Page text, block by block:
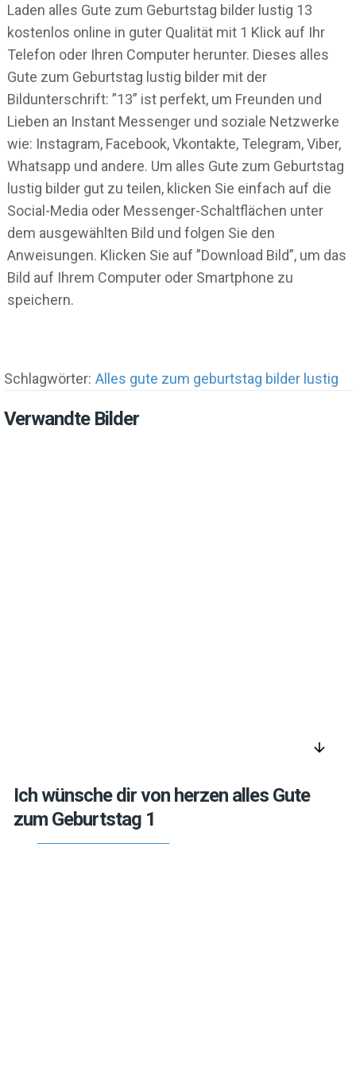
Laden alles Gute zum Geburtstag bilder lustig 13
kostenlos online in guter Qualität mit 1 Klick auf Ihr
Telefon oder Ihren Computer herunter. Dieses alles
Gute zum Geburtstag lustig bilder mit der
Bildunterschrift: ”13” ist perfekt, um Freunden und
Lieben an Instant Messenger und soziale Netzwerke
wie: Instagram, Facebook, Vkontakte, Telegram, Viber,
Whatsapp und andere. Um alles Gute zum Geburtstag
lustig bilder gut zu teilen, klicken Sie einfach auf die
Social-Media oder Messenger-Schaltflächen unter
dem ausgewählten Bild und folgen Sie den
Anweisungen. Klicken Sie auf ”Download Bild”, um das
Bild auf Ihrem Computer oder Smartphone zu
speichern.
Schlagwörter: Alles gute zum geburtstag bilder lustig
Verwandte Bilder
arrow_downward
Ich wünsche dir von herzen alles Gute
zum Geburtstag 1